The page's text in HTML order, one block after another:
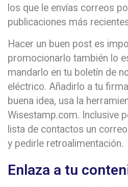
los que le envías correos
publicaciones más
Hacer un buen post es
promocionarlo también lo
mandarlo en tu boletín de
eléctrico. Añadirlo a tu
buena idea, usa la
Wisestamp.com. Inclusive
lista de contactos un
y pedirle retroalimentación.
Enlaza a tu